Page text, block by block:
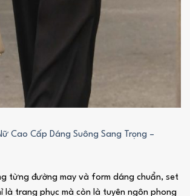
Cao Cấp Dáng Suông Sang Trọng –
từng đường may và form dáng chuẩn, set
là trang phục mà còn là tuyên ngôn phong